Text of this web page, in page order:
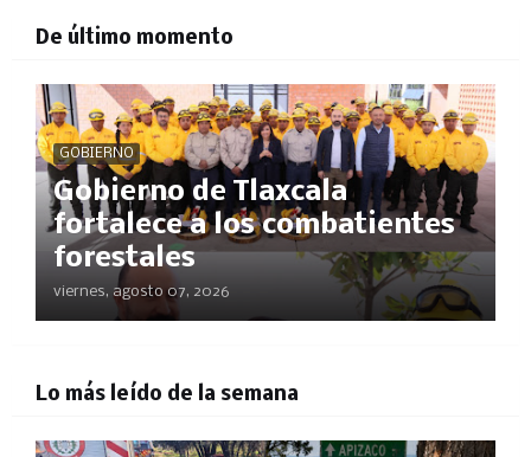
De último momento
GOBIERNO
Gobierno de Tlaxcala
fortalece a los combatientes
forestales
viernes, agosto 07, 2026
Lo más leído de la semana